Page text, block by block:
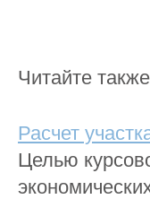
Читайте
Расчет
Целью